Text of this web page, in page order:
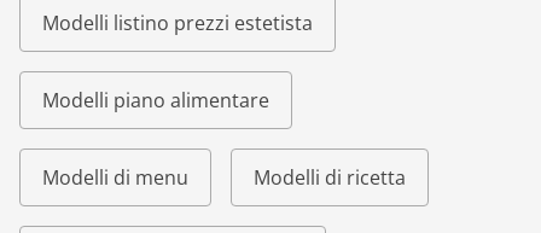
Modelli listino prezzi estetista
Modelli piano alimentare
Modelli di menu Modelli di ricetta